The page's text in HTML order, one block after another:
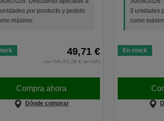
por producto y pedido
máximo.
49,71 €
con IVA (41,08 € sin IVA)
Compra ahora
Dónde comprar
3 unidades
como
En stock